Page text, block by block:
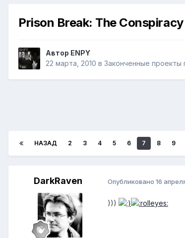
Prison Break: The Conspiracy
Автор ENPY
22 марта, 2010 в Законченные
НАЗАД 2 3 4 5 6 7 8 9
DarkRaven Опубликовано 16
)))